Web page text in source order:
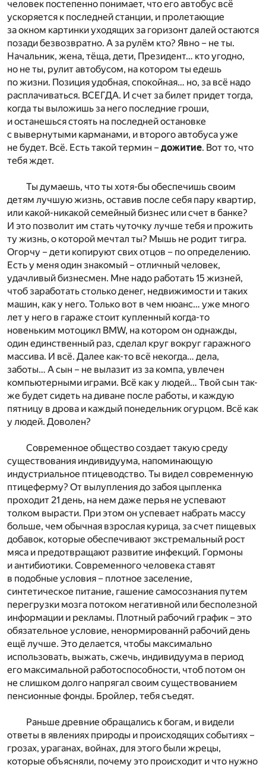
человек постепенно понимает, что его автобус всё
ускоряется к последней станции, и пролетающие
за окном картинки уходящих за горизонт далей остаются
позади безвозвратно. А за рулём кто? Явно – не ты.
Начальник, жена, тёща, дети, Президент… кто угодно,
но не ты, рулит автобусом, на котором ты едешь
по жизни. Позиция удобная, спокойная… но, за всё надо
расплачиваться. ВСЕГДА. И счет за билет придет тогда,
когда ты выложишь за него последние гроши,
и останешься стоять на последней остановке
с вывернутыми карманами, и второго автобуса уже
не будет. Всё. Есть такой термин –дожитие. Вот то, что
тебя ждет.
Ты думаешь, что ты хотя-бы обеспечишь своим
детям лучшую жизнь, оставив после себя пару квартир,
или какой-никакой семейный бизнес или счет в банке?
И это позволит им стать чуточку лучше тебя и прожить
ту жизнь, о которой мечтал ты? Мышь не родит тигра.
Огорчу – дети копируют свих отцов – по определению.
Есть у меня один знакомый – отличный человек,
удачливый бизнесмен. Мне надо работать 15 жизней,
чтоб заработать столько денег, недвижимости и таких
машин, как у него. Только вот в чем нюанс… уже много
лет у него в гараже стоит купленный когда-то
новеньким мотоцикл BMW, на котором он однажды,
один единственный раз, сделал круг вокруг гаражного
массива. И всё. Далее как-то всё некогда… дела,
заботы… А сын – не вылазит из за компа, увлечен
компьютерными играми. Всё как у людей… Твой сын так-
же будет сидеть на диване после работы, и каждую
пятницу в дрова и каждый понедельник огурцом. Всё как
у людей. Доволен?
Современное общество создает такую среду
существования индивидуума, напоминающую
индустриальное птицеводство. Ты видел современную
птицеферму? От вылупления до забоя цыпленка
проходит 21 день, на нем даже перья не успевают
толком вырасти. При этом он успевает набрать массу
больше, чем обычная взрослая курица, за счет пищевых
добавок, которые обеспечивают экстремальный рост
мяса и предотвращают развитие инфекций. Гормоны
и антибиотики. Современного человека ставят
в подобные условия – плотное заселение,
синтетическое питание, гашение самосознания путем
перегрузки мозга потоком негативной или бесполезной
информации и рекламы. Плотный рабочий график – это
обязательное условие, ненормированнй рабочий день
ещё лучше. Это делается, чтобы максимально
использовать, выжать, сжечь, индивидуума в период
его максимальной работоспособности, чтоб потом он
не слишком долго напрягал своим существованием
пенсионные фонды. Бройлер, тебя съедят.
Раньше древние обращались к богам, и видели
ответы в явлениях природы и происходящих событиях –
грозах, ураганах, войнах, для этого были жрецы,
которые объясняли, почему это происходит и что нужно